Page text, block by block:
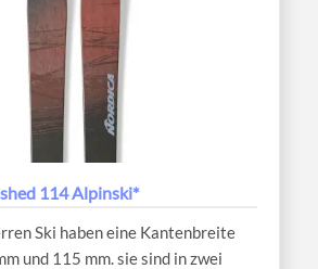
114 Alpinski*
Ski haben eine Kantenbreite
und 115 mm. sie sind in zwei